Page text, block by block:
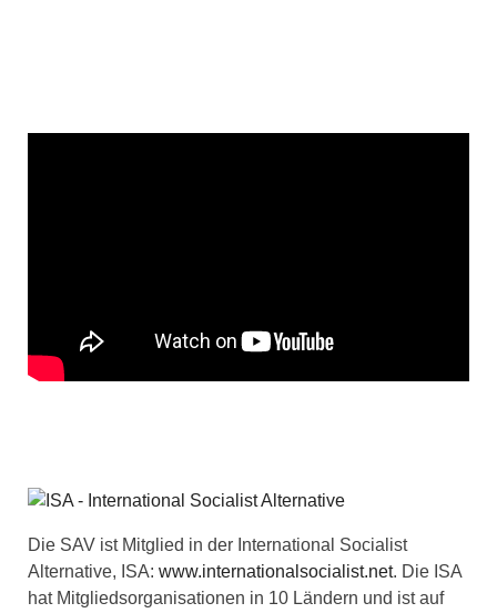
Die SAV ist Mitglied in der International Socialist
Alternative, ISA: www.internationalsocialist.net. Die ISA
hat Mitgliedsorganisationen in 10 Ländern und ist auf